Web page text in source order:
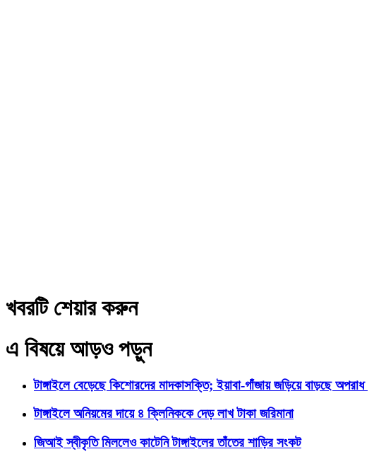
খবরটি শেয়ার করুন
এ বিষয়ে আড়ও পড়ুন
টাঙ্গাইলে বেড়েছে কিশোরদের মাদকাসক্তি; ইয়াবা-গাঁজায় জড়িয়ে বাড়ছে অপরাধ
টাঙ্গাইলে অনিয়মের দায়ে ৪ ক্লিনিককে দেড় লাখ টাকা জরিমানা
জিআই স্বীকৃতি মিললেও কাটেনি টাঙ্গাইলের তাঁতের শাড়ির সংকট